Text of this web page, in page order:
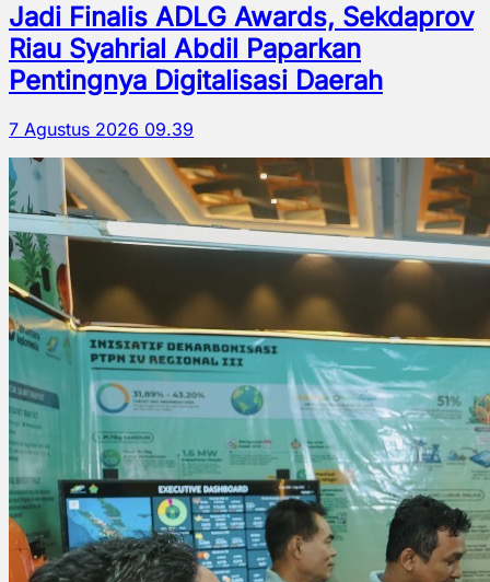
Jadi Finalis ADLG Awards, Sekdaprov
Riau Syahrial Abdil Paparkan
Pentingnya Digitalisasi Daerah
7 Agustus 2026 09.39